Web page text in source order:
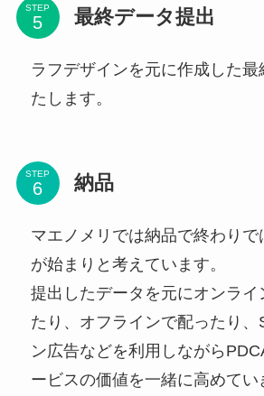
STEP 最終データ提出
ラフデザインを元に作成した
たします。
STEP 納品
マエノメリでは納品で終わりで
が始まりと考えています。
提出したデータを元にオンライ
たり、オフラインで配ったり、
ン広告などを利用しながら
ービスの価値を一緒に高めてい